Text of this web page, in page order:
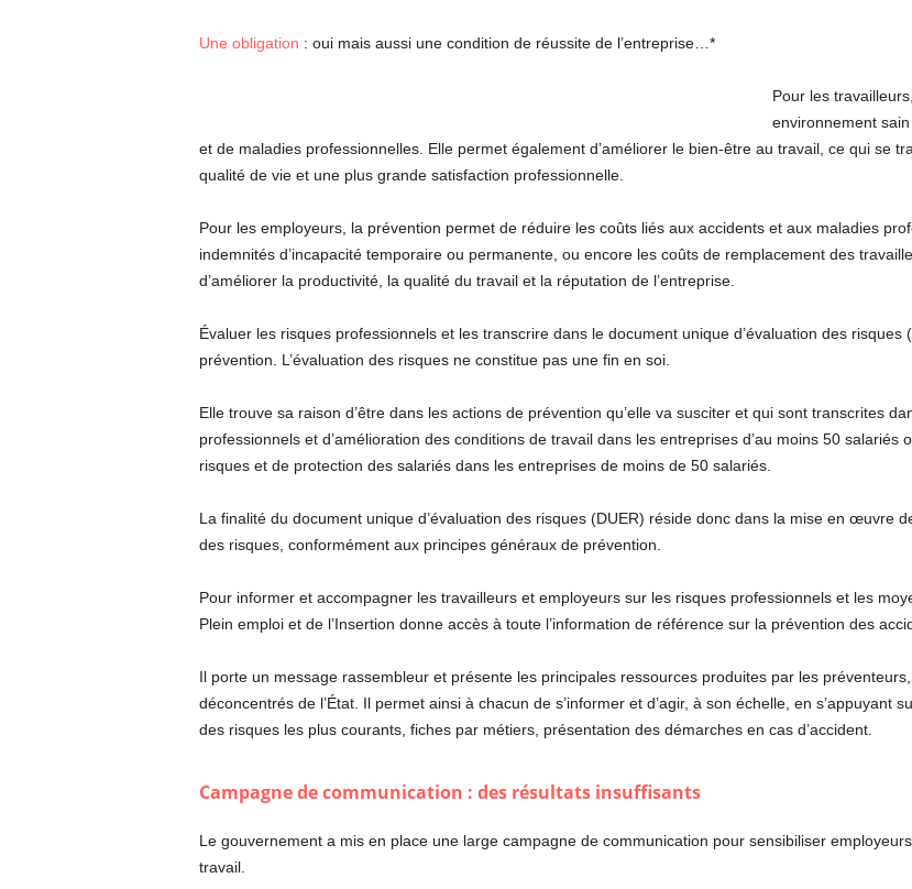
Une obligation : oui mais aussi une condition de réussite de l’entreprise…*
Pour les
environnement
et de maladies professionnelles. Elle permet également d’améliorer le bien-être au travail, ce qui se
qualité de vie et une plus grande satisfaction professionnelle.
Pour les employeurs, la prévention permet de réduire les coûts liés aux accidents et aux maladies
indemnités d’incapacité temporaire ou permanente, ou encore les coûts de remplacement des
d’améliorer la productivité, la qualité du travail et la réputation de l’entreprise.
Évaluer les risques professionnels et les transcrire dans le document unique d’évaluation des
prévention. L’évaluation des risques ne constitue pas une fin en soi.
Elle trouve sa raison d’être dans les actions de prévention qu’elle va susciter et qui sont transcrites
professionnels et d’amélioration des conditions de travail dans les entreprises d’au moins 50
risques et de protection des salariés dans les entreprises de moins de 50 salariés.
La finalité du document unique d’évaluation des risques (DUER) réside donc dans la mise en œuvre
des risques, conformément aux principes généraux de prévention.
Pour informer et accompagner les travailleurs et employeurs sur les risques professionnels et les
Plein emploi et de l’Insertion donne accès à toute l’information de référence sur la prévention des
Il porte un message rassembleur et présente les principales ressources produites par les
déconcentrés de l’État. Il permet ainsi à chacun de s’informer et d’agir, à son échelle, en s’appuyant
des risques les plus courants, fiches par métiers, présentation des démarches en cas d’accident.
Campagne de communication : des résultats insuffisants
Le gouvernement a mis en place une large campagne de communication pour sensibiliser
travail.